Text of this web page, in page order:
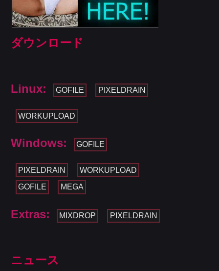
ダウンロード
Linux: GOFILE PIXELDRAIN
WORKUPLOAD
Windows: GOFILE
PIXELDRAIN WORKUPLOAD
GOFILE MEGA
Extras: MIXDROP PIXELDRAIN
ニュース